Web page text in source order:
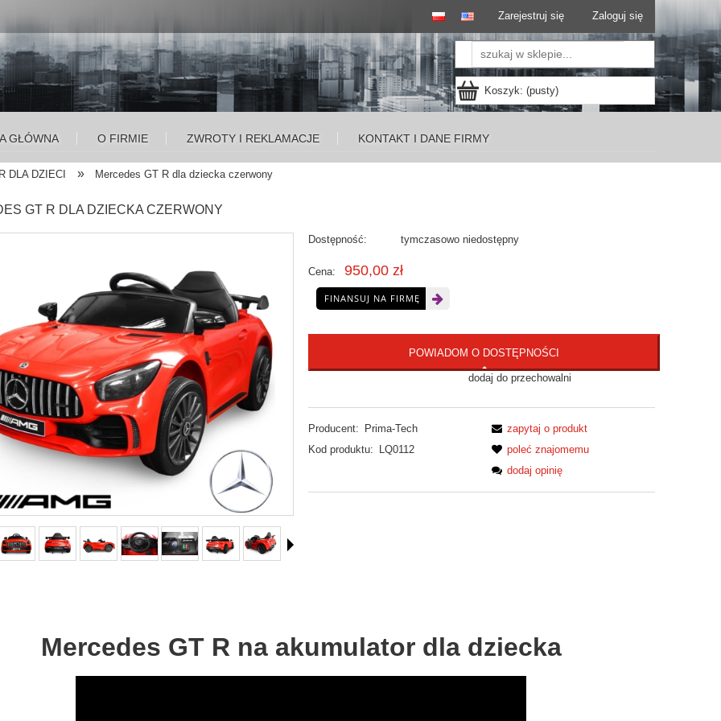
Zarejestruj się Zaloguj się
Koszyk: (pusty)
GŁÓWNA O FIRMIE ZWROTY I REKLAMACJE KONTAKT I DANE FIRMY
DLA DZIECI » Mercedes GT R dla dziecka czerwony
GT R DLA DZIECKA CZERWONY
Dostępność: tymczasowo niedostępny
Cena: 950,00 zł
FINANSUJ NA FIRMĘ
POWIADOM O DOSTĘPNOŚCI
dodaj do przechowalni
Producent:
Prima-Tech
Kod produktu:
LQ0112
zapytaj o produkt
poleć znajomemu
dodaj opinię
Mercedes GT R na akumulator dla dziecka